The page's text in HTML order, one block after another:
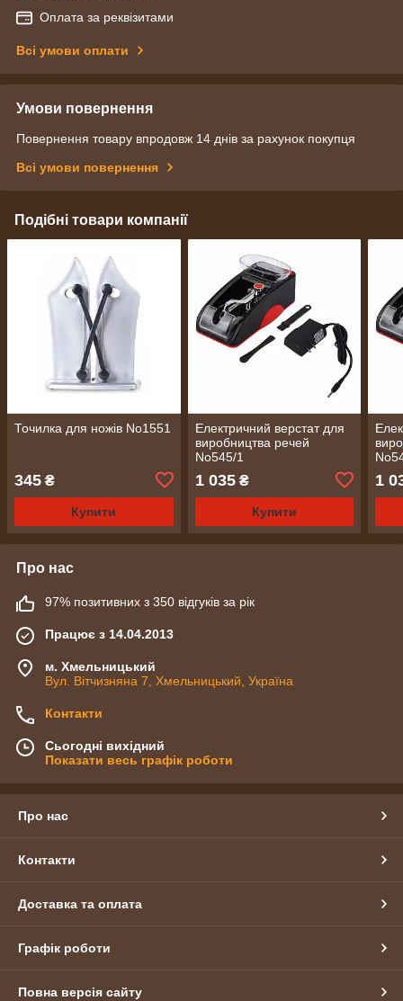
Оплата за реквізитами
Всі умови оплати
Умови повернення
Повернення товару впродовж 14 днів за рахунок покупця
Всі умови повернення
Подібні товари компанії
Точилка для ножів No1551
345 ₴
Купити
Електричний верстат для
виробництва речей
No545/1
1 035₴
Купити
1
Про нас
97% позитивних з 350 відгуків за рік
Працює з 14.04.2013
м. Хмельницький
Вул. Вітчизняна 7, Хмельницький, Україна
Контакти
Сьогодні вихідний
Показати весь графік роботи
Про нас
Контакти
Доставка та оплата
Графік роботи
Повна версія сайту